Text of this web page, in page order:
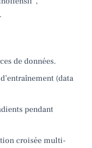
de données.
(data
pendant
croisée multi-